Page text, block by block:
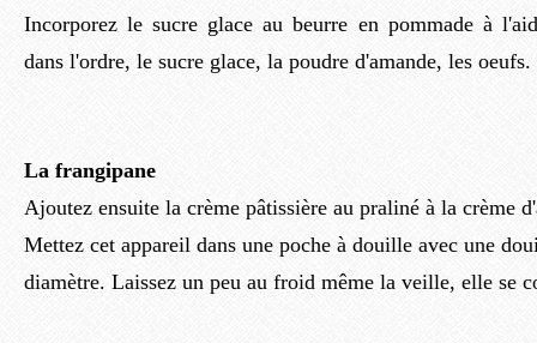
Incorporez le sucre glace au beurre en pommade à
dans l'ordre, le sucre glace, la poudre d'amande, les oeufs.
La frangipane
Ajoutez ensuite la crème pâtissière au praliné à la crème
Mettez cet appareil dans une poche à douille avec une
diamètre. Laissez un peu au froid même la veille, elle se